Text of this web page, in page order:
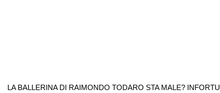
LA BALLERINA DI RAIMONDO TODARO STA MALE?